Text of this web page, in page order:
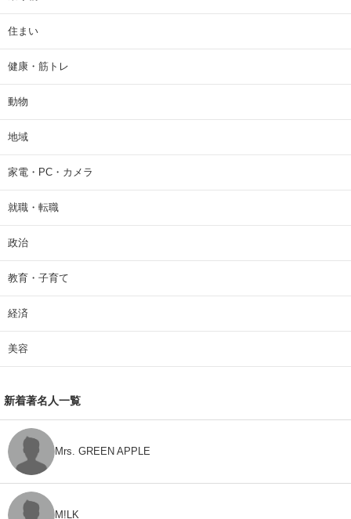
住まい
健康・筋トレ
動物
地域
家電・PC・カメラ
就職・転職
政治
教育・子育て
経済
美容
新着著名人一覧
Mrs. GREEN APPLE
M!LK